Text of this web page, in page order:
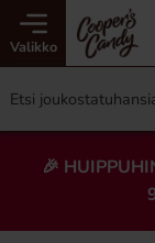
Valikko
🎉